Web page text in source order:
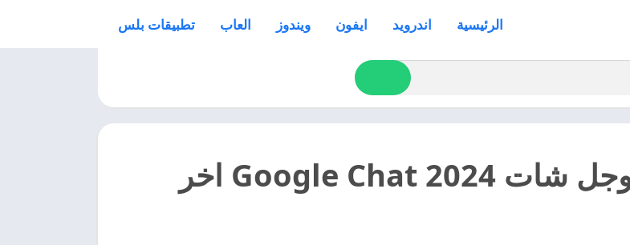
الرئيسية اندرويد ايفون ويندوز العاب تطبيقات بلس
تحميل تطبيق جوجل شات Google Chat 2024 اخر